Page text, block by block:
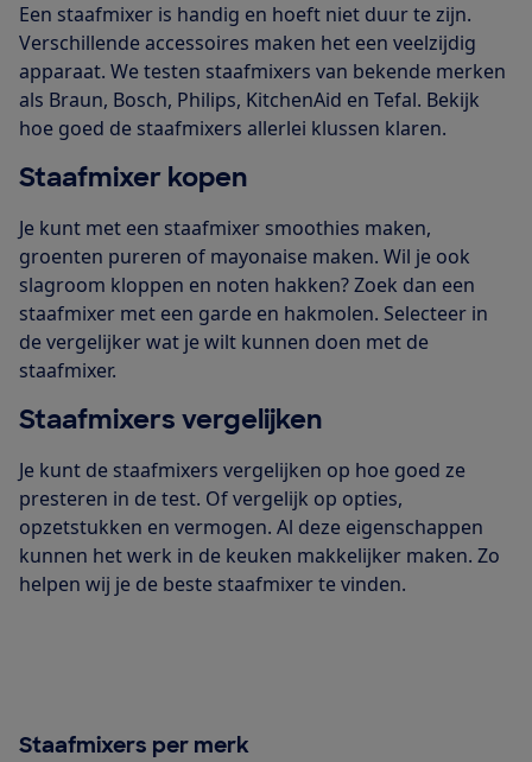
Een staafmixer is handig en hoeft niet duur te zijn.
Verschillende accessoires maken het een veelzijdig
apparaat. We testen staafmixers van bekende merken
als Braun, Bosch, Philips, KitchenAid en Tefal. Bekijk
hoe goed de staafmixers allerlei klussen klaren.
Staafmixer kopen
Je kunt met een staafmixer smoothies maken,
groenten pureren of mayonaise maken. Wil je ook
slagroom kloppen en noten hakken? Zoek dan een
staafmixer met een garde en hakmolen. Selecteer in
de vergelijker wat je wilt kunnen doen met de
staafmixer.
Staafmixers vergelijken
Je kunt de staafmixers vergelijken op hoe goed ze
presteren in de test. Of vergelijk op opties,
opzetstukken en vermogen. Al deze eigenschappen
kunnen het werk in de keuken makkelijker maken. Zo
helpen wij je de beste staafmixer te vinden.
Staafmixers per merk